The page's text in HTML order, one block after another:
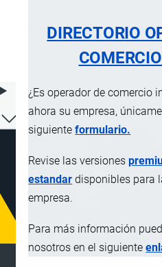
DIRECTORIO
¿Es operador de comercio
ahora su empresa,
siguienteformulario.
Revise las versiones
estandar disponibles para
empresa.
Para más información
nosotros en el siguiente
80.03 Barras,